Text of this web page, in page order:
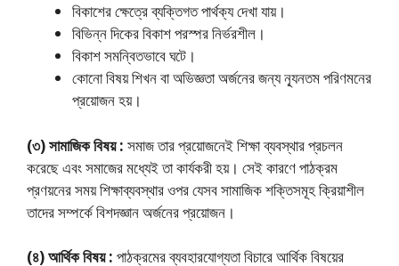
বিকাশের ক্ষেত্রে ব্যক্তিগত পার্থক্য দেখা যায়।
বিভিন্ন দিকের বিকাশ পরস্পর নির্ভরশীল।
বিকাশ সমন্বিতভাবে ঘটে।
কোনাে বিষয় শিখন বা অভিজ্ঞতা অর্জনের জন্য ন্যূনতম পরিণমনের
প্রয়ােজন হয়।
(৩) সামাজিক বিষয় : সমাজ তার প্রয়ােজনেই শিক্ষা ব্যবস্থার প্রচলন
করেছে এবং সমাজের মধ্যেই তা কার্যকরী হয়। সেই কারণে পাঠক্রম
প্রণয়নের সময় শিক্ষাব্যবস্থার ওপর যেসব সামাজিক শক্তিসমূহ ক্রিয়াশীল
তাদের সম্পর্কে বিশদজ্ঞান অর্জনের প্রয়ােজন।
(৪) আর্থিক বিষয় : পাঠক্রমের ব্যবহারযােগ্যতা বিচারে আর্থিক বিষয়ের